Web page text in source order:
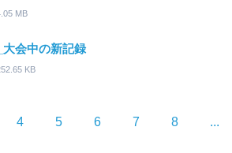
MB
会中の新記録
KB
4 5 6 7 8 ...